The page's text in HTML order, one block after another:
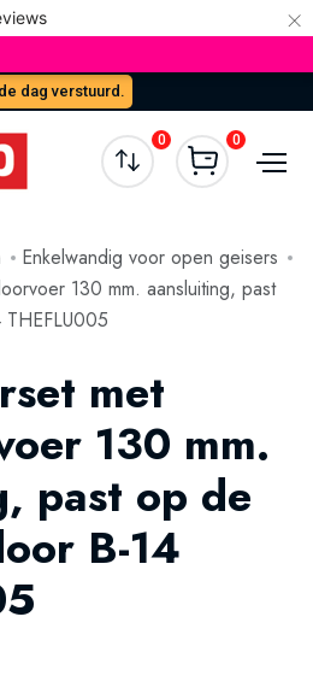
×
dag verstuurd.
0 0
Enkelwandig voor open geisers
130 mm. aansluiting, past
met
130 mm.
past op de
B-14